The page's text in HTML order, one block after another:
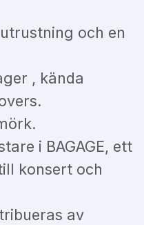
och en
, kända
i BAGAGE, ett
konsert och
av